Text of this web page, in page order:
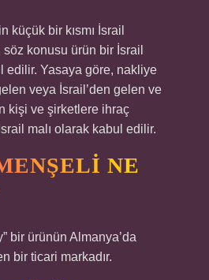
küçük bir kısmı İsrail
konusu ürün bir İsrail
edilir. Yasaya göre, nakliye
veya İsrail’den gelen ve
kişi ve şirketlere ihraç
malı olarak kabul edilir.
NE
bir ürünün Almanya’da
bir ticari markadır.